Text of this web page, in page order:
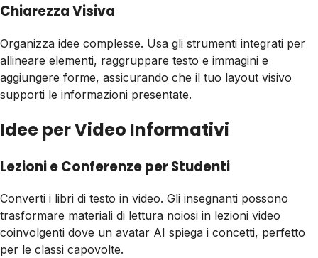
Chiarezza Visiva
Organizza idee complesse. Usa gli strumenti integrati per
allineare elementi, raggruppare testo e immagini e
aggiungere forme, assicurando che il tuo layout visivo
supporti le informazioni presentate.
Idee per Video Informativi
Lezioni e Conferenze per Studenti
Converti i libri di testo in video. Gli insegnanti possono
trasformare materiali di lettura noiosi in lezioni video
coinvolgenti dove un avatar AI spiega i concetti, perfetto
per le classi capovolte.